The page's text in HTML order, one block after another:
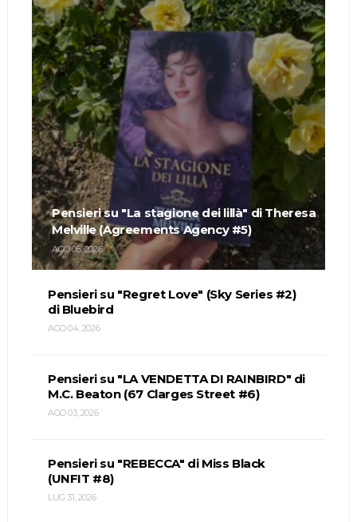
Pensieri su "La stagione dei lillà" di Theresa
Melville (Agreements Agency #5)
AGO 05, 2026
Pensieri su "Regret Love" (Sky Series #2)
di Bluebird
AGO 04, 2026
Pensieri su "LA VENDETTA DI RAINBIRD" di
M.C. Beaton (67 Clarges Street #6)
AGO 03, 2026
Pensieri su "REBECCA" di Miss Black
(UNFIT #8)
LUG 31, 2026